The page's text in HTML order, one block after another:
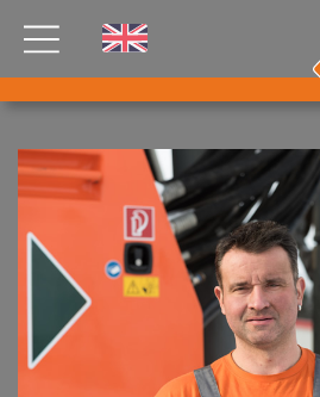
PRODUKTE
B.RIG
TEAM
ETP